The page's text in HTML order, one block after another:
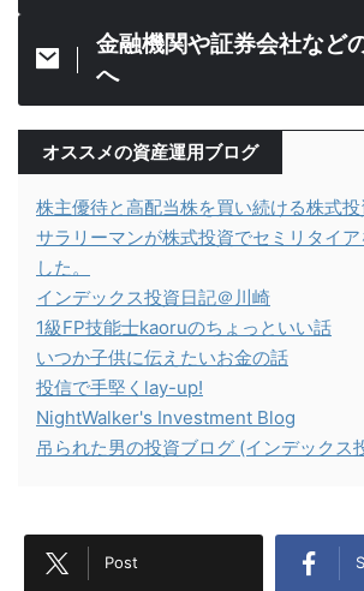
金融機関や証券会社など
へ
オススメの資産運用ブログ
株主優待と高配当株を買い続ける株式
サラリーマンが株式投資でセミリタイ
した。
インデックス投資日記＠川崎
1級FP技能士kaoruのちょっといい話
いつか子供に伝えたいお金の話
投信で手堅くlay-up!
NightWalker's Investment Blog
吊られた男の投資ブログ (インデックス
Post